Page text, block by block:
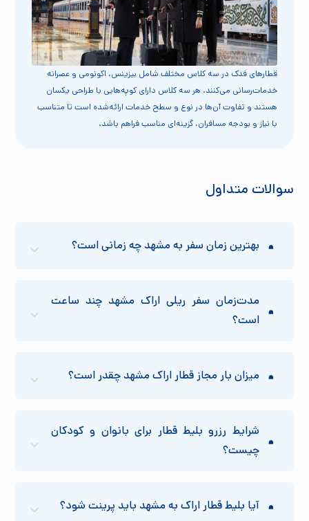
قطارهای فدک در سه کلاس مختلف شامل بیزینس، اکونومی و عصرانه
خدمات‌رسانی می‌کنند. هر سه کلاس دارای کوپه‌هایی با طراحی یکسان
هستند و تفاوت آن‌ها در نوع و سطح خدمات ارائه‌شده است تا متناسب
با نیاز و بودجه مسافران، گزینه‌ای مناسب فراهم باشد.
سوالات متداول
بهترین زمان سفر به مشهد چه زمانی است؟
مدت‌زمان سفر ریلی اراک مشهد چند ساعت
است؟
میزان بار مجاز قطار اراک مشهد چقدر است؟
شرایط رزرو بلیط قطار برای بانوان و کودکان
چیست؟
آیا بلیط قطار اراک به مشهد باید پرینت شود؟